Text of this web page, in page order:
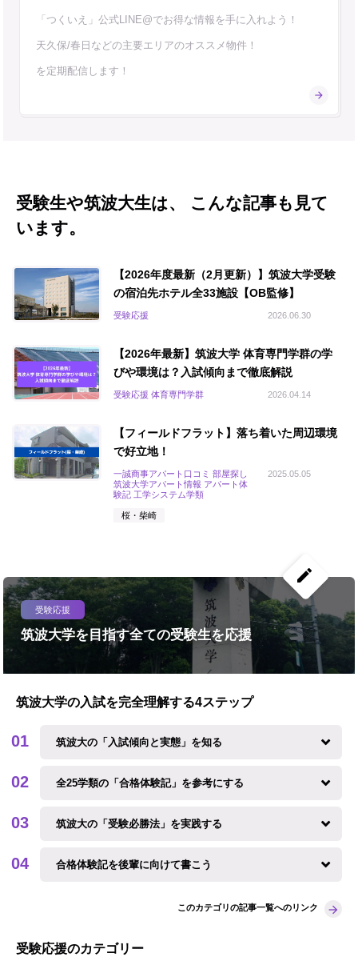
「つくいえ」公式LINE@でお得な情報を手に入れよう！
天久保/春日などの主要エリアのオススメ物件！
を定期配信します！
受験生や筑波大生は、 こんな記事も見て
います。
【2026年度最新（2月更新）】筑波大学受験
の宿泊先ホテル全33施設【OB監修】
2026.06.30
受験応援
【2026年最新】筑波大学 体育専門学群の学
びや環境は？入試傾向まで徹底解説
2026.04.14
受験応援 体育専門学群
【フィールドフラット】落ち着いた周辺環境
で好立地！
2025.05.05
一誠商事アパート口コミ 部屋探し
筑波大学アパート情報 アパート体
験記 工学システム学類
桜・柴崎
create
受験応援
筑波大学を目指す全ての受験生を応援
筑波大学の入試を完全理解する4ステップ
筑波大の「入試傾向と実態」を知る
全25学類の「合格体験記」を参考にする
筑波大の「受験必勝法」を実践する
合格体験記を後輩に向けて書こう
このカテゴリの記事一覧へのリンク
受験応援のカテゴリー